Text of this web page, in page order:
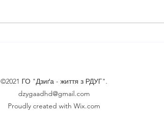
©2021 ГО "Дзиґа - життя з РДУГ".
dzygaadhd@gmail.com
Proudly created with Wix.com